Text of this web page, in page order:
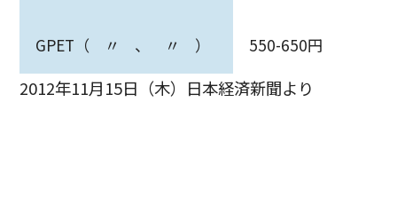
GPET（ 〃 、 〃 ） 550-650円
2012年11月15日（木）日本経済新聞より